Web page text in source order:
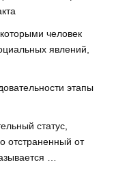
человек
явлений,
этапы
статус,
отстраненный от
…